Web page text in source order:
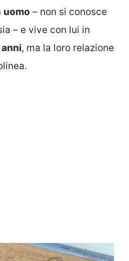
uomo – non si conosce
– e vive con lui in
anni, ma la loro relazione